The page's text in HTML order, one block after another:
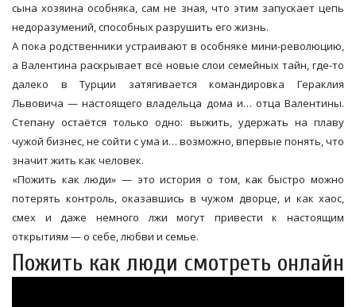
сына хозяина особняка, сам не зная, что этим запускает цепь
недоразумений, способных разрушить его жизнь.
А пока родственники устраивают в особняке мини-революцию,
а Валентина раскрывает всё новые слои семейных тайн, где-то
далеко в Турции затягивается командировка Гераклия
Львовича — настоящего владельца дома и… отца Валентины.
Степану остаётся только одно: выжить, удержать на плаву
чужой бизнес, не сойти с ума и… возможно, впервые понять, что
значит жить как человек.
«Пожить как люди» — это история о том, как быстро можно
потерять контроль, оказавшись в чужом дворце, и как хаос,
смех и даже немного лжи могут привести к настоящим
открытиям — о себе, любви и семье.
Пожить как люди смотреть онлайн